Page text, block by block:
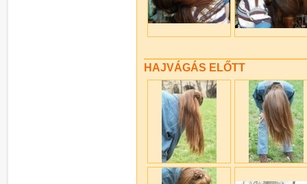
HAJVÁGÁS ELŐTT